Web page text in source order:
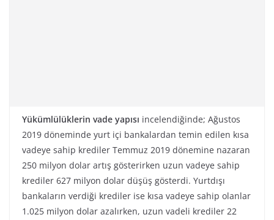
Yükümlülüklerin vade yapısı incelendiğinde; Ağustos
2019 döneminde yurt içi bankalardan temin edilen kısa
vadeye sahip krediler Temmuz 2019 dönemine nazaran
250 milyon dolar artış gösterirken uzun vadeye sahip
krediler 627 milyon dolar düşüş gösterdi. Yurtdışı
bankaların verdiği krediler ise kısa vadeye sahip olanlar
1.025 milyon dolar azalırken, uzun vadeli krediler 22